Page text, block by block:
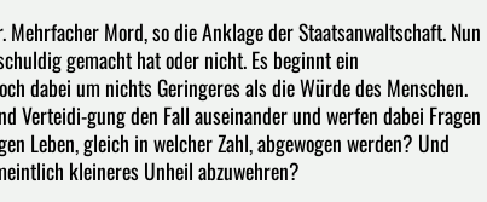
Mord, so die Anklage der Staatsanwaltschaft. Nun
gemacht hat oder nicht. Es beginnt ein
dabei um nichts Geringeres als die Würde des Menschen.
gung den Fall auseinander und werfen dabei Fragen
Leben, gleich in welcher Zahl, abgewogen werden? Und
kleineres Unheil abzuwehren?